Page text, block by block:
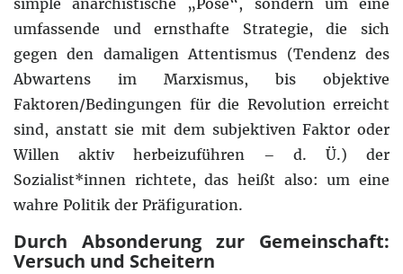
umfassende und ernsthafte Strategie, die sich
gegen den damaligen Attentismus (Tendenz des
Abwartens im Marxismus, bis objektive
Faktoren/Bedingungen für die Revolution erreicht
sind, anstatt sie mit dem subjektiven Faktor oder
Willen aktiv herbeizuführen – d. Ü.) der
Sozialist*innen richtete, das heißt also: um eine
wahre Politik der Präfiguration.
Durch Absonderung zur Gemeinschaft:
Versuch und Scheitern